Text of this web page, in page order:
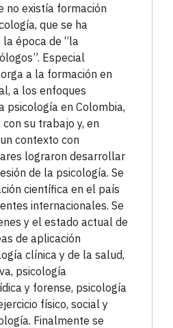
no existía formación
que se ha
época de “la
Especial
a la formación en
a los enfoques
psicología en Colombia,
su trabajo y, en
contexto con
lograron desarrollar
de la psicología. Se
científica en el país
internacionales. Se
y el estado actual de
de aplicación
clínica y de la salud,
psicología
y forense, psicología
físico, social y
Finalmente se